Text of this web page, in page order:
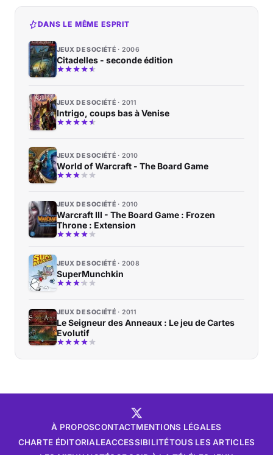
DANS LE MÊME ESPRIT
JEUX DE SOCIÉTÉ 2006
Citadelles - seconde édition
JEUX DE SOCIÉTÉ 2011
Intrigo, coups bas à Venise
JEUX DE SOCIÉTÉ 2010
World of Warcraft - The Board Game
JEUX DE SOCIÉTÉ 2010
Warcraft III - The Board Game : Frozen
Throne : Extension
JEUX DE SOCIÉTÉ 2008
SuperMunchkin
JEUX DE SOCIÉTÉ 2011
Le Seigneur des Anneaux : Le jeu de Cartes
Evolutif
À PROPOSCONTACTMENTIONS LÉGALES
CHARTE ÉDITORIALEACCESSIBILITÉTOUS LES ARTICLES